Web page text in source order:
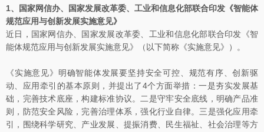
1、国家网信办、国家发展改革委、工业和信息化部联合印发《智能体
规范应用与创新发展实施意见》
近日，国家网信办、国家发展改革委、工业和信息化部联合印发《智
能体规范应用与创新发展实施意见》（以下简称《实施意见》）。
《实施意见》明确智能体发展要坚持安全可控、规范有序、创新驱
动、应用牵引的基本原则，并提出了4个方面举措：一是夯实发展基
础，完善技术底座，构建标准协议。二是守牢安全底线，明确产品准
则，防范安全风险，完善治理体系，强化行业自律。三是强化应用牵
引，围绕科学研究、产业发展、提振消费、民生福祉、社会治理等方